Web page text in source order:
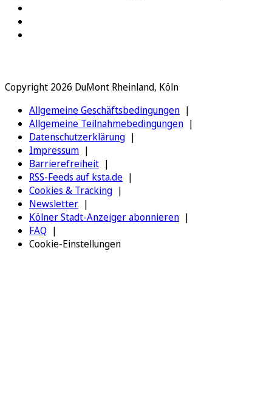
Copyright 2026 DuMont Rheinland, Köln
Allgemeine Geschäftsbedingungen
Allgemeine Teilnahmebedingungen
Datenschutzerklärung
Impressum
Barrierefreiheit
RSS-Feeds auf ksta.de
Cookies & Tracking
Newsletter
Kölner Stadt-Anzeiger abonnieren
FAQ
Cookie-Einstellungen